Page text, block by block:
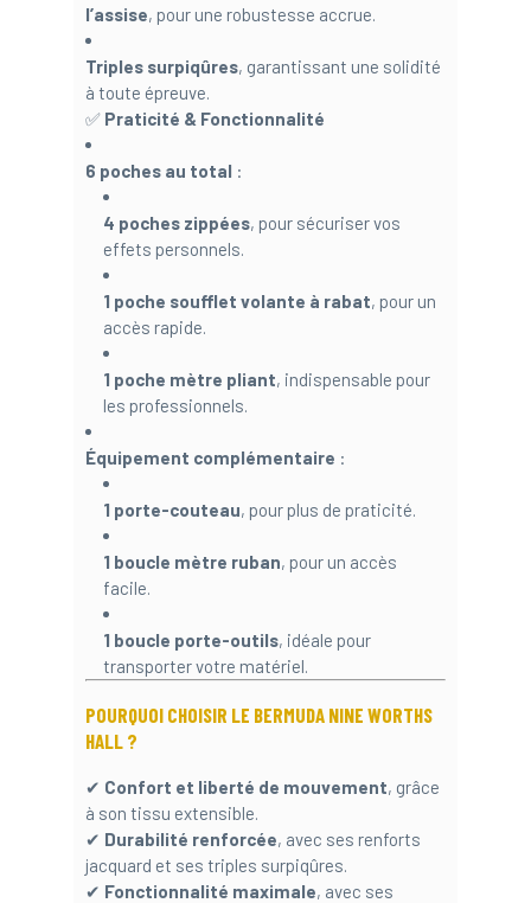
l’assise, pour une robustesse accrue.
Triples surpiqûres, garantissant une solidité
à toute épreuve.
✅ Praticité & Fonctionnalité
6 poches au total :
4 poches zippées, pour sécuriser vos
effets personnels.
1 poche soufflet volante à rabat, pour un
accès rapide.
1 poche mètre pliant, indispensable pour
les professionnels.
Équipement complémentaire :
1 porte-couteau, pour plus de praticité.
1 boucle mètre ruban, pour un accès
facile.
1 boucle porte-outils, idéale pour
transporter votre matériel.
POURQUOI CHOISIR LE BERMUDA NINE WORTHS
HALL ?
✔ Confort et liberté de mouvement, grâce
à son tissu extensible.
✔ Durabilité renforcée, avec ses renforts
jacquard et ses triples surpiqûres.
✔ Fonctionnalité maximale, avec ses